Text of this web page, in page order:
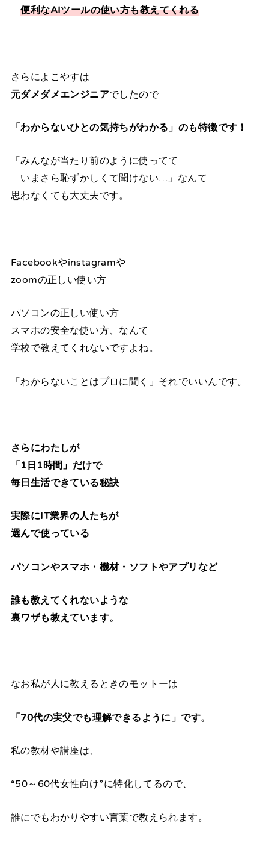
便利なAIツールの使い方も教えてくれる
さらによこやすは
元ダメダメエンジニアでしたので
「わからないひとの気持ちがわかる」のも特徴です！
「みんなが当たり前のように使ってて
いまさら恥ずかしくて聞けない…」なんて
思わなくても大丈夫です。
Facebookやinstagramや
zoomの正しい使い方
パソコンの正しい使い方
スマホの安全な使い方、なんて
学校で教えてくれないですよね。
「わからないことはプロに聞く」それでいいんです。
さらにわたしが
「1日1時間」だけで
毎日生活できている秘訣
実際にIT業界の人たちが
選んで使っている
パソコンやスマホ・機材・ソフトやアプリなど
誰も教えてくれないような
裏ワザも教えています。
なお私が人に教えるときのモットーは
「70代の実父でも理解できるように」です。
私の教材や講座は、
“50～60代女性向け”に特化してるので、
誰にでもわかりやすい言葉で教えられます。